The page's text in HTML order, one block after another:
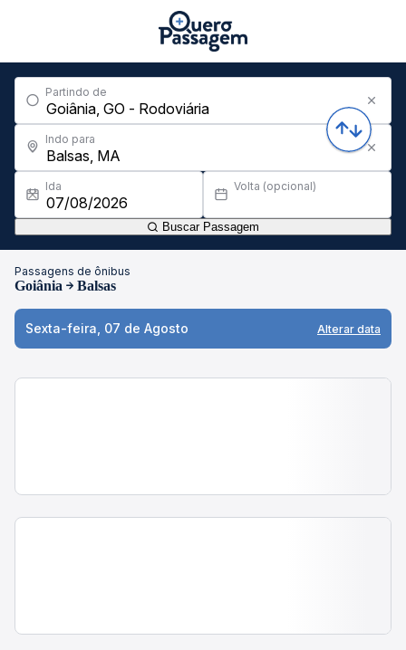
Partindo de
Indo para
Ida Volta (opcional)
Buscar Passagem
Passagens de ônibus
Goiânia Balsas
Sexta-feira, 07 de Agosto Alterar data